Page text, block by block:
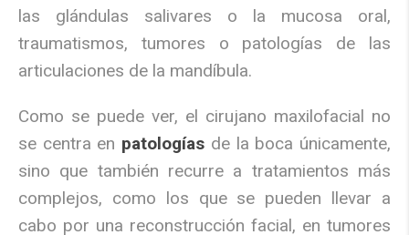
las glándulas salivares o la mucosa oral,
traumatismos, tumores o patologías de las
articulaciones de la mandíbula.
Como se puede ver, el cirujano maxilofacial no
se centra en patologías de la boca únicamente,
sino que también recurre a tratamientos más
complejos, como los que se pueden llevar a
cabo por una reconstrucción facial, en tumores